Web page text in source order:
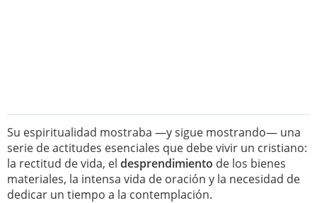
Su espiritualidad mostraba —y sigue mostrando— una
serie de actitudes esenciales que debe vivir un cristiano:
la rectitud de vida, el desprendimiento de los bienes
materiales, la intensa vida de oración y la necesidad de
dedicar un tiempo a la contemplación.